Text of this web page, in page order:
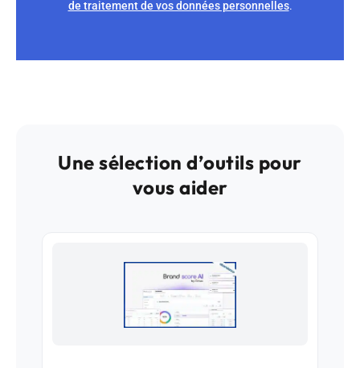
de traitement de vos données personnelles.
Une sélection d’outils pour
vous aider